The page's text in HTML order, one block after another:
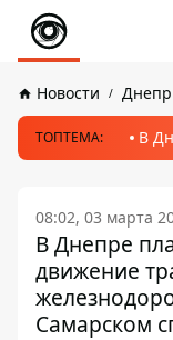
Новости Днепр
ТОПТЕМА: В
08:02, 03 марта
В Днепре
движение
Самарском